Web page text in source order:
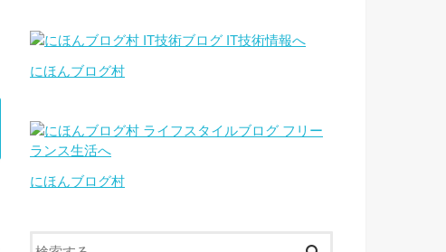
にほんブログ村
にほんブログ村